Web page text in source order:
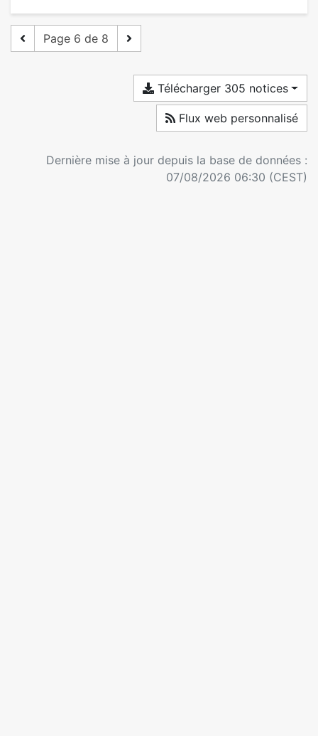
Page 6 de 8
Télécharger 305 notices
Flux web personnalisé
Dernière mise à jour depuis la base de données :
07/08/2026 06:30 (CEST)